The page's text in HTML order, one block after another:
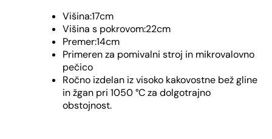
Višina:17cm
Višina s pokrovom:22cm
Premer:14cm
Primeren za pomivalni stroj in mikrovalovno
pečico
Ročno izdelan iz visoko kakovostne bež gline
in žgan pri 1050 °C za dolgotrajno
obstojnost.